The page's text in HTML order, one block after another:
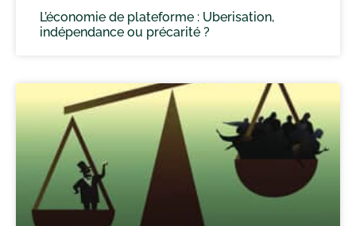
L’économie de plateforme : Uberisation,
indépendance ou précarité ?